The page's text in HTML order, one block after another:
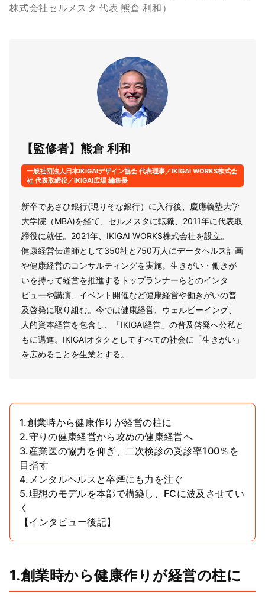
株式会社セルメスタ 代表 熊倉 利和）
【監修者】熊倉 利和
一般社団法人日本IKIGAIデザイン協会 代表理事／IKIGAI WORKS株式会
社 代表取締役／IKIGAI広場 編集長
新卒であさひ銀行(現りそな銀行）に入行後、慶應義塾大学
大学院（MBA)を経て、セルメスタに転職、2011年に代表取
締役に就任。2021年、IKIGAI WORKS株式会社を設立。
健康経営伝道師として350社と750万人にデータヘルス計画
や健康経営のコンサルティングを実施。生きがい・働きが
いを持って経営を推進するトップランナーらとのインタ
ビューや講演、イベント開催など健康経営や働きがいの普
及啓発に取り組む。今では健康経営、ウェルビーイング、
人的資本経営を包含し、「IKIGAI経営」の普及啓発へ公私と
もに邁進。IKIGAIオタクとしてすべての社会に「生きがい」
を広めることを生業とする。
1.創業時から健康作りが経営の柱に
2.守りの健康経営から攻めの健康経営へ
3.産業医の協力を仰ぎ、二次検診の受診率100％を
目指す
4.メンタルヘルスと卒煙にも力を注ぐ
5.理想のモデルを本部で構築し、FCに波及させてい
く
【インタビュー後記】
1.創業時から健康作りが経営の柱に